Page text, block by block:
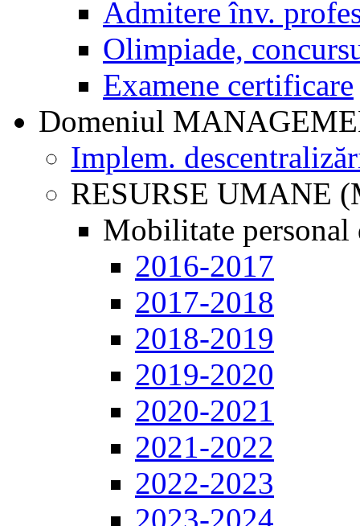
Admitere înv.
Olimpiade,
Examene certificare
Domeniul
Implem.
RESURSE UMANE
Mobilitate personal
2016-2017
2017-2018
2018-2019
2019-2020
2020-2021
2021-2022
2022-2023